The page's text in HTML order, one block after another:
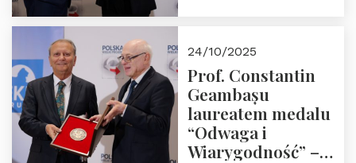
24/10/2025
Prof. Constantin
Geambașu
laureatem medalu
“Odwaga i
Wiarygodność” –